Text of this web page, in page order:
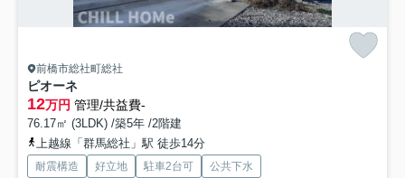
前橋市総社町総社
ピオーネ
12万円 管理/共益費-
76.17㎡ (3LDK) /築5年 /2階建
上越線「群馬総社」駅 徒歩14分
耐震構造 好立地 駐車2台可 公共下水